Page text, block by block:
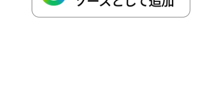
r t n